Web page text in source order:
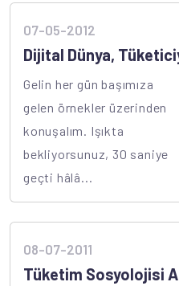
07-05-2012
Dijital Dünya,
Gelin her gün başımıza
gelen örnekler üzerinden
konuşalım. Işıkta
bekliyorsunuz, 30 saniye
geçti hâlâ...
08-07-2011
Tüketim Sosyolojisi